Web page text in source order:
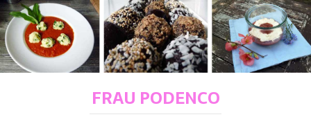
FRAU PODENCO